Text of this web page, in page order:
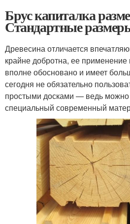
Брус капиталка
Стандартные
Древесина отличается
крайне добротна, ее
вполне обосновано и имеет
сегодня не обязательно
простыми досками — ведь
специальный современный